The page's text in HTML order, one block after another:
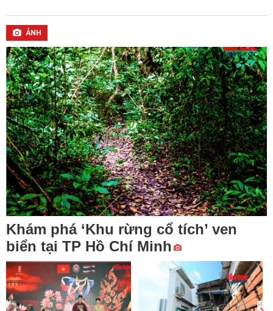
ẢNH
Khám phá ‘Khu rừng cổ tích’ ven
biển tại TP Hồ Chí Minh